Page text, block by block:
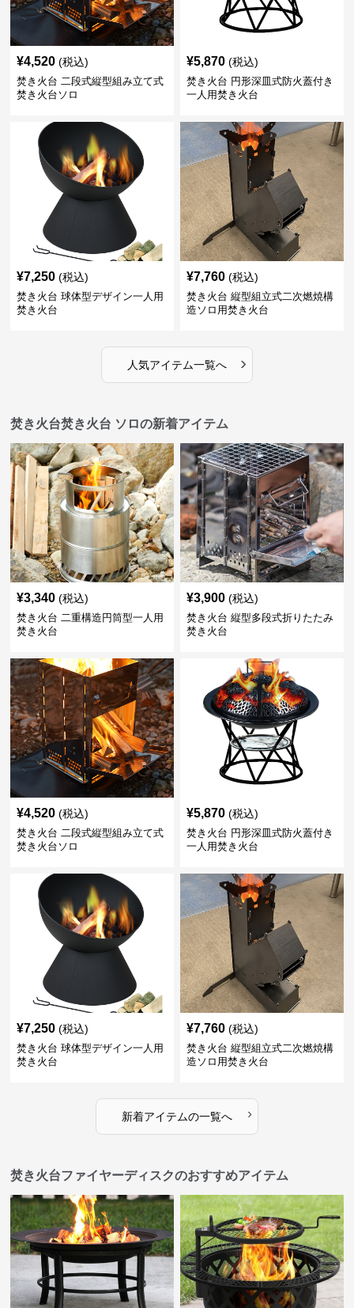
¥4,520 (税込)
焚き火台 二段式縦型組み立て式
焚き火台ソロ
¥5,870 (税込)
焚き火台 円形深皿式防火蓋付き
一人用焚き火台
¥7,250 (税込)
焚き火台 球体型デザイン一人用
焚き火台
¥7,760 (税込)
焚き火台 縦型組立式二次燃焼構
造ソロ用焚き火台
人気アイテム一覧へ ›
焚き火台焚き火台 ソロの新着アイテム
¥3,340 (税込)
焚き火台 二重構造円筒型一人用
焚き火台
¥3,900 (税込)
焚き火台 縦型多段式折りたたみ
焚き火台
¥4,520 (税込)
焚き火台 二段式縦型組み立て式
焚き火台ソロ
¥5,870 (税込)
焚き火台 円形深皿式防火蓋付き
一人用焚き火台
¥7,250 (税込)
焚き火台 球体型デザイン一人用
焚き火台
¥7,760 (税込)
焚き火台 縦型組立式二次燃焼構
造ソロ用焚き火台
新着アイテムの一覧へ ›
焚き火台ファイヤーディスクのおすすめアイテム